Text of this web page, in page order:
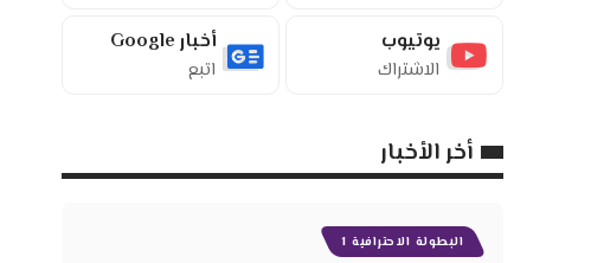
يوتيوب
الاشتراك
أخبار Google
اتبع
أخر الأخبار
البطولة الاحترافية 1